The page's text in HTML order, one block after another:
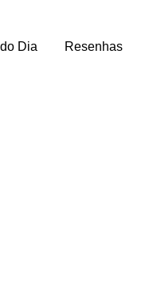
Dia Resenhas